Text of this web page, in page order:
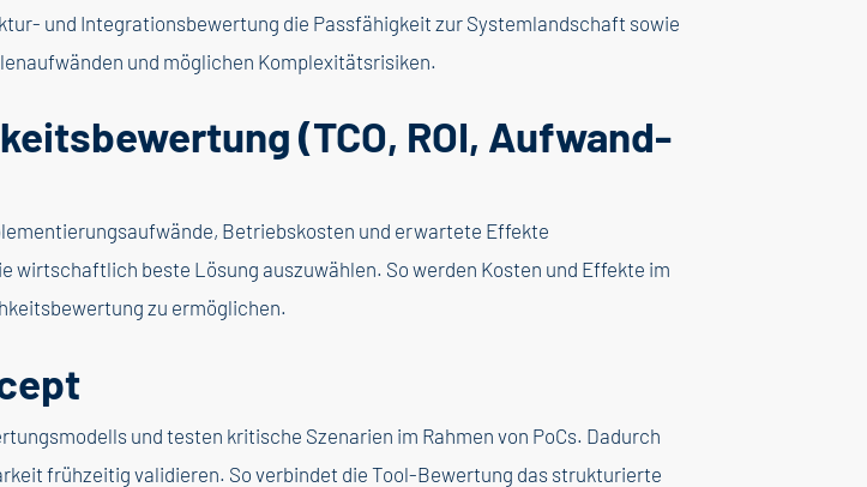
und Integrationsbewertung die Passfähigkeit zur Systemlandschaft sowie
und möglichen Komplexitätsrisiken.
(TCO, ROI, Aufwand-
Betriebskosten und erwartete Effekte
beste Lösung auszuwählen. So werden Kosten und Effekte im
zu ermöglichen.
und testen kritische Szenarien im Rahmen von PoCs. Dadurch
frühzeitig validieren. So verbindet die Tool-Bewertung das strukturierte